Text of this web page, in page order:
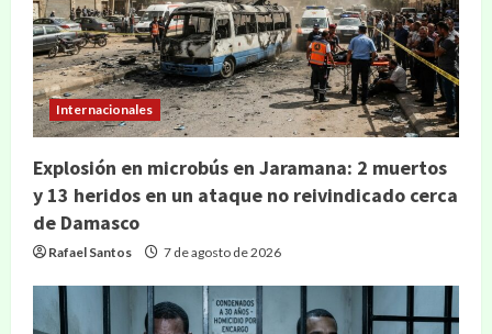
Internacionales
Explosión en microbús en Jaramana: 2 muertos
y 13 heridos en un ataque no reivindicado cerca
de Damasco
Rafael Santos 7 de agosto de 2026